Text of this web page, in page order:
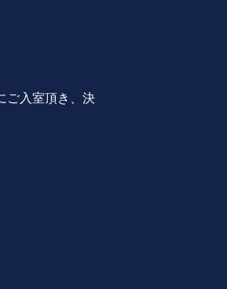
ご入室頂き、決